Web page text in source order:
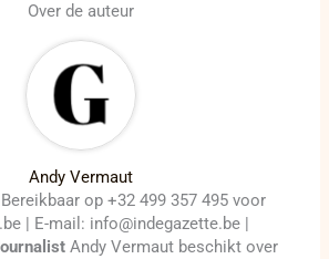
Over de auteur
Andy Vermaut
op +32 499 357 495 voor
| E-mail: info@indegazette.be |
Andy Vermaut beschikt over